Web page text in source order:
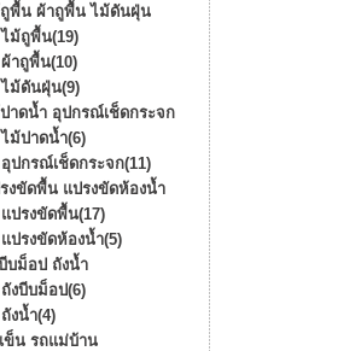
พื้น ผ้าถูพื้น ไม้ดันฝุ่น
ไม้ถูพื้น(19)
ผ้าถูพื้น(10)
ไม้ดันฝุ่น(9)
าดน้ำ อุปกรณ์เช็ดกระจก
ไม้ปาดน้ำ(6)
อุปกรณ์เช็ดกระจก(11)
งขัดพื้น แปรงขัดห้องน้ำ
แปรงขัดพื้น(17)
แปรงขัดห้องน้ำ(5)
บม็อป ถังน้ำ
ถังบีบม็อป(6)
ถังน้ำ(4)
ข็น รถแม่บ้าน